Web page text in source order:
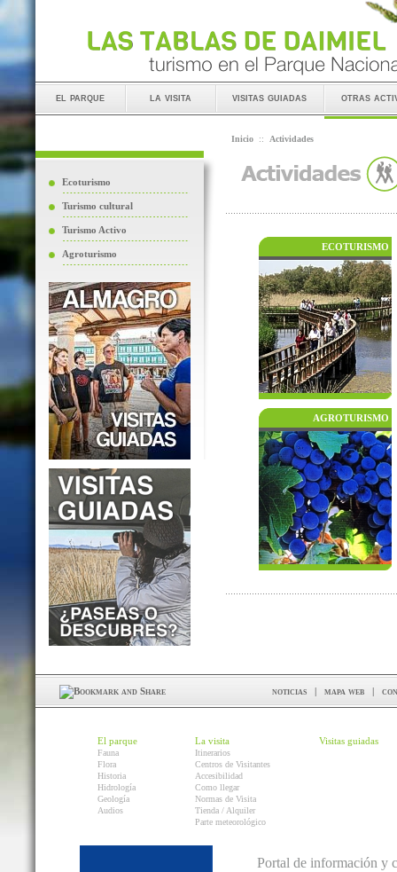
el parque la visita visitas guiadas otras
Ecoturismo
Turismo cultural
Turismo Activo
Agroturismo
Inicio :: Actividades
ECOTURISMO
AGROTURISMO
noticias | mapa web |
El parque
Fauna
Flora
Historia
Hidrología
Geología
Audios
La visita
Itinerarios
Centros de Visitantes
Accesibilidad
Como llegar
Normas de Visita
Tienda / Alquiler
Parte meteorológico
Visitas guiadas
Portal de información y